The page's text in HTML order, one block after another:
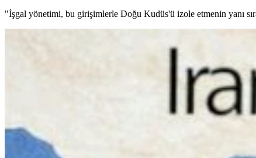
"İşgal yönetimi, bu girişimlerle Doğu Kudüs'ü izole etmenin yanı